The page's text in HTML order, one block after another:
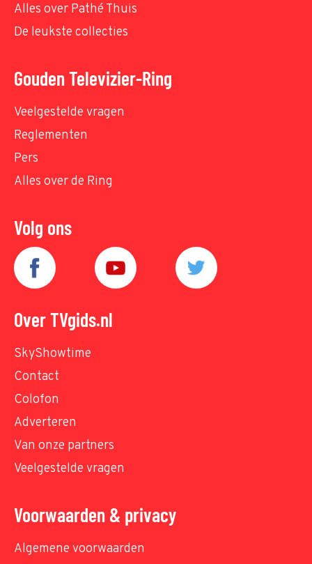
Alles over Pathé Thuis
De leukste collecties
Gouden Televizier-Ring
Veelgestelde vragen
Reglementen
Pers
Alles over de Ring
Volg ons
Over TVgids.nl
SkyShowtime
Contact
Colofon
Adverteren
Van onze partners
Veelgestelde vragen
Voorwaarden & privacy
Algemene voorwaarden